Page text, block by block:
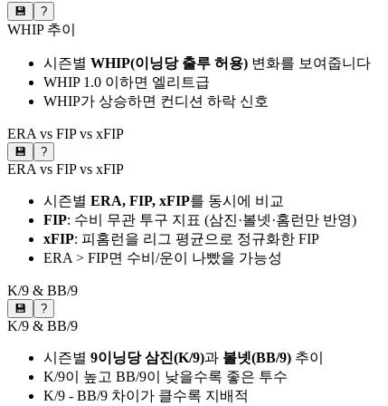
💾 ?
WHIP 추이
시즌별 WHIP(이닝당 출루 허용) 변화를 보여줍니다
WHIP 1.0 이하면 엘리트급
WHIP가 상승하면 컨디션 하락 신호
ERA vs FIP vs xFIP
💾 ?
ERA vs FIP vs xFIP
시즌별 ERA, FIP, xFIP를 동시에 비교
FIP: 수비 무관 투구 지표 (삼진·볼넷·홈런만 반영)
xFIP: 피홈런을 리그 평균으로 정규화한 FIP
ERA > FIP면 수비/운이 나빴을 가능성
K/9 & BB/9
💾 ?
K/9 & BB/9
시즌별 9이닝당 삼진(K/9)과 볼넷(BB/9) 추이
K/9이 높고 BB/9이 낮을수록 좋은 투수
K/9 - BB/9 차이가 클수록 지배적